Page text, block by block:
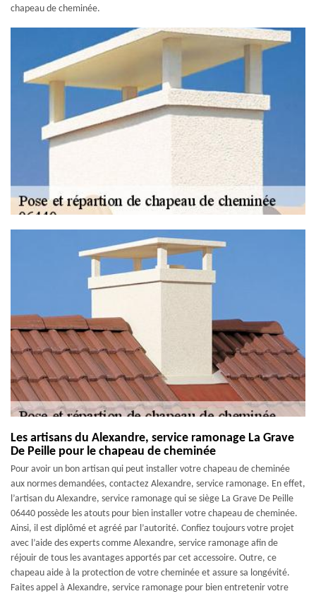
chapeau de cheminée.
Les artisans du Alexandre, service ramonage La Grave
De Peille pour le chapeau de cheminée
Pour avoir un bon artisan qui peut installer votre chapeau de cheminée
aux normes demandées, contactez Alexandre, service ramonage. En effet,
l’artisan du Alexandre, service ramonage qui se siège La Grave De Peille
06440 possède les atouts pour bien installer votre chapeau de cheminée.
Ainsi, il est diplômé et agréé par l’autorité. Confiez toujours votre projet
avec l’aide des experts comme Alexandre, service ramonage afin de
réjouir de tous les avantages apportés par cet accessoire. Outre, ce
chapeau aide à la protection de votre cheminée et assure sa longévité.
Faites appel à Alexandre, service ramonage pour bien entretenir votre